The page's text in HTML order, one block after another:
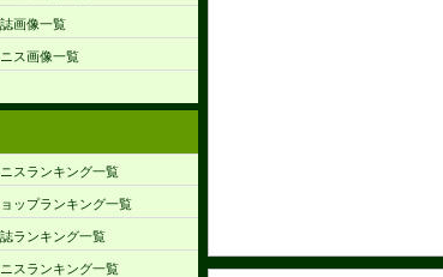
画像一覧
ス画像一覧
スランキング一覧
ップランキング一覧
ランキング一覧
スランキング一覧